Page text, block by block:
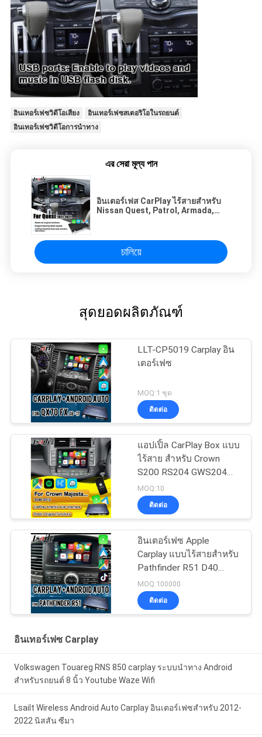
อินเทอร์เฟซวิดีโอเสียง
อินเทอร์เฟซสเตอริโอในรถยนต์
อินเทอร์เฟซวิดีโอการนำทาง
এর সেরা মূল্য পান
อินเตอร์เฟส CarPlay ไร้สายสำหรับ
Nissan Quest, Patrol, Armada,
চালিয়ে
สุดยอดผลิตภัณฑ์
LLT-CP5019 Carplay อิน
เตอร์เฟซ
MOQ:1 ชุด
ติดต่อ
แอปเปิ้ล CarPlay Box แบบ
ไร้สาย สําหรับ Crown
S200 RS204 GWS204
URS204 URS206
Majesta XV Athlete
Saloon Toyota
MOQ:10
ติดต่อ
อินเตอร์เฟซ Apple
Carplay แบบไร้สายสําหรับ
Pathfinder R51 D40
Navara 08IT พร้อม
Android Auto, Bluetooth,
WiFi, YouTube Music
MOQ:100000
ติดต่อ
อินเทอร์เฟซ Carplay
Volkswagen Touareg RNS 850 carplay ระบบนำทาง Android
สำหรับรถยนต์ 8 นิ้ว Youtube Waze Wifi
Lsailt Wireless Android Auto Carplay อินเตอร์เฟซสําหรับ 2012-
2022 นิสสัน ซีมา